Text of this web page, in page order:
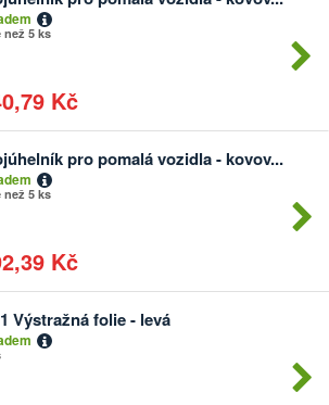
než 5 ks
Kč
Počet
kusů
pro pomalá vozidla - kovov...
než 5 ks
Kč
Počet
kusů
Výstražná folie - levá
Počet
kusů